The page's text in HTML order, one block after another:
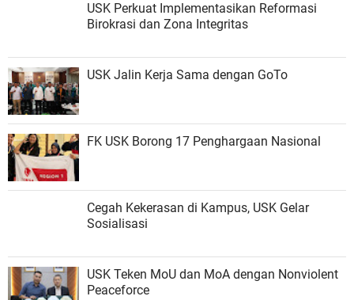
USK Perkuat Implementasikan Reformasi
Birokrasi dan Zona Integritas
USK Jalin Kerja Sama dengan GoTo
FK USK Borong 17 Penghargaan Nasional
Cegah Kekerasan di Kampus, USK Gelar
Sosialisasi
USK Teken MoU dan MoA dengan Nonviolent
Peaceforce